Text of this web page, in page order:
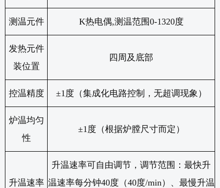
测温元件 K热电偶,测温范围 0-1320度
发热元件
装位置
四周及底部
控温精度 ±1度（集成化电路控制，无超调现象）
炉温均匀
性
±1度（根据炉膛尺寸而定）
升温速率
升温速率可自由调节，调节范围：最快升
温速率每分钟40度（40度/min）、最慢升温